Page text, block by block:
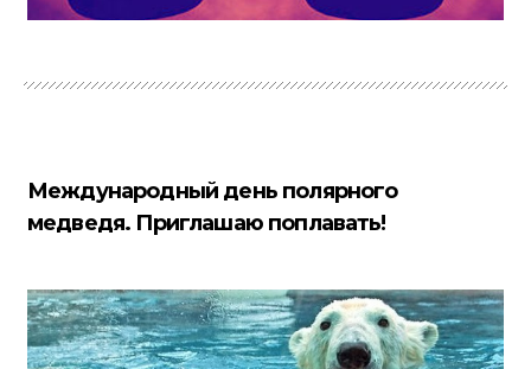
Международный день полярного
медведя. Приглашаю поплавать!